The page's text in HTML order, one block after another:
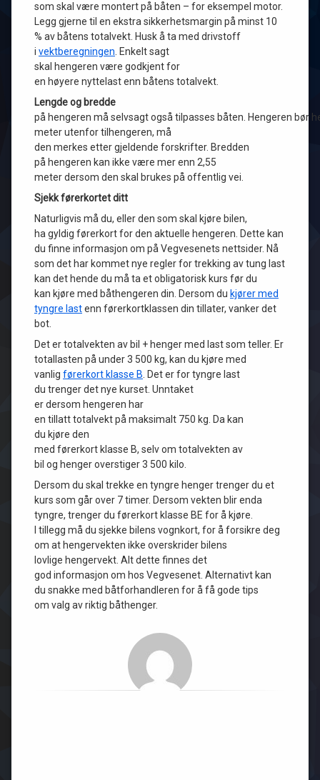
som skal være montert på båten – for eksempel motor.
Legg gjerne til en ekstra sikkerhetsmargin på minst 10
% av båtens totalvekt. Husk å ta med drivstoff
i vektberegningen . Enkelt sagt
skal hengeren være godkjent for
en høyere nyttelast enn båtens totalvekt.
Lengde og bredde
på hengeren må selvsagt også tilpasses båten. Hengeren bør
meter utenfor tilhengeren, må
den merkes etter gjeldende forskrifter. Bredden
på hengeren kan ikke være mer enn 2,55
meter dersom den skal brukes på offentlig vei.
Sjekk førerkortet ditt
Naturligvis må du, eller den som skal kjøre bilen,
ha gyldig førerkort for den aktuelle hengeren. Dette kan
du finne informasjon om på Vegvesenets nettsider. Nå
som det har kommet nye regler for trekking av tung last
kan det hende du må ta et obligatorisk kurs før du
kan kjøre med båthengeren din. Dersom du kjører med
tyngre lastenn førerkortklassen din tillater, vanker det
bot.
Det er totalvekten av bil + henger med last som teller. Er
totallasten på under 3 500 kg, kan du kjøre med
vanlig førerkort klasse B . Det er for tyngre last
du trenger det nye kurset. Unntaket
er dersom hengeren har
en tillatt totalvekt på maksimalt 750 kg. Da kan
du kjøre den
med førerkort klasse B, selv om totalvekten av
bil og henger overstiger 3 500 kilo.
Dersom du skal trekke en tyngre henger trenger du et
kurs som går over 7 timer. Dersom vekten blir enda
tyngre, trenger du førerkort klasse BE for å kjøre.
I tillegg må du sjekke bilens vognkort, for å forsikre deg
om at hengervekten ikke overskrider bilens
lovlige hengervekt. Alt dette finnes det
god informasjon om hos Vegvesenet. Alternativt kan
du snakke med båtforhandleren for å få gode tips
om valg av riktig båthenger.